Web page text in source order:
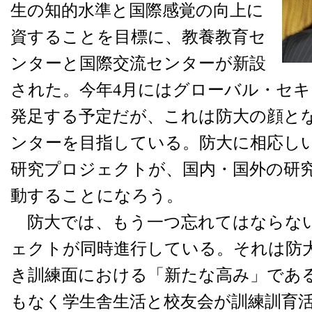
生の知的水準と国際感覚の向上に
資することを目標に、教養教育セ
ンターと国際交流センターが新設
された。今年4月にはグローバル・セ
発足する予定だが、これは防大の顔と
ンターを目指している。防大に相応し
研究プロジェクトが、国内・国外の研
動することになろう。
防大では、もう一つ忘れてはならな
ェクトが同時進行している。それは防
き訓練面における「新たな高み」であ
もなく学生舎生活と校友会が訓練訓育